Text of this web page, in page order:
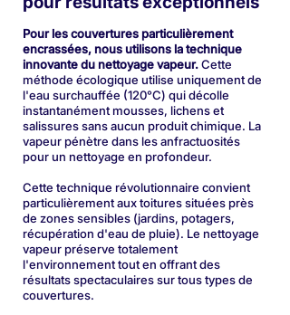
Pour les couvertures particulièrement
encrassées, nous utilisons la technique
innovante du nettoyage vapeur.Cette
méthode écologique utilise uniquement de
l'eau surchauffée (120°C) qui décolle
instantanément mousses, lichens et
salissures sans aucun produit chimique. La
vapeur pénètre dans les anfractuosités
pour un nettoyage en profondeur.
Cette technique révolutionnaire convient
particulièrement aux toitures situées près
de zones sensibles (jardins, potagers,
récupération d'eau de pluie). Le nettoyage
vapeur préserve totalement
l'environnement tout en offrant des
résultats spectaculaires sur tous types de
couvertures.